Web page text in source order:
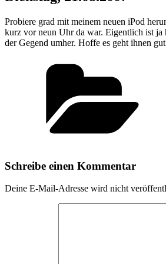
Probiere grad mit meinem neuen iPod
kurz vor neun Uhr da war. Eigentlich ist ja
der Gegend umher. Hoffe es geht ihnen
Schreibe einen Kommentar
Deine E-Mail-Adresse wird nicht